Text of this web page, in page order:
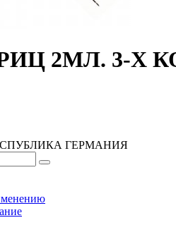
2МЛ. 3-Х
ГЕРМАНИЯ